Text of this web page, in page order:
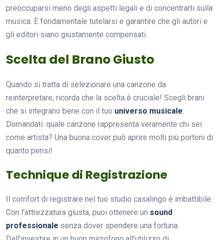
preoccuparsi meno degli aspetti legali e di concentrarti sulla
musica. È fondamentale tutelarsi e garantire che gli autori e
gli editori siano giustamente compensati.
Scelta del Brano Giusto
Quando si tratta di selezionare una canzone da
reinterpretare, ricorda che la scelta è cruciale! Scegli brani
che si integrano bene con il tuo universo musicale.
Domandati: quale canzone rappresenta veramente chi sei
come artista? Una buona cover può aprire molti più portoni di
quanto pensi!
Technique di Registrazione
Il comfort di registrare nel tuo studio casalingo è imbattibile.
Con l’attrezzatura giusta, puoi ottenere un sound
professionale senza dover spendere una fortuna.